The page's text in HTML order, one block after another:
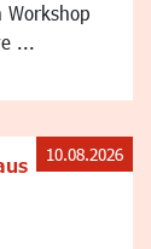
...
10.08.2026